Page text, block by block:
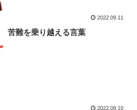
2022.09.11
苦難を乗り越える言葉
2022.09.10